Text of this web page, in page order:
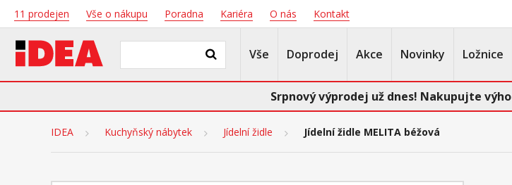
11 prodejen Vše o nákupu Poradna Kariéra O nás Kontakt
Vše Doprodej Akce Novinky Ložnice
Srpnový výprodej už dnes! Nakupujte
IDEA Kuchyňský nábytek Jídelní židle Jídelní židle MELITA béžová